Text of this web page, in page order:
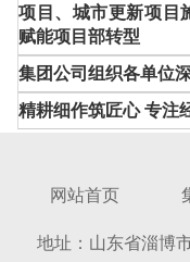
项目、城市更新项目
赋能项目部转型
集团公司组织各单位
精耕细作筑匠心 专
网站首页
地址：山东省淄